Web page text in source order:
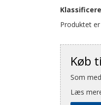
Produktet
Køb
Som
Læs